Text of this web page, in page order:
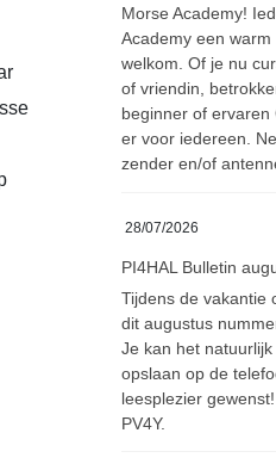
Morse Academy!
Academy een
welkom. Of je nu
of vriendin,
beginner of
er voor iedereen.
zender en/of
28/07/2026
PI4HAL Bulletin
Tijdens de vakantie
dit augustus
Je kan het
opslaan op de
leesplezier
PV4Y.